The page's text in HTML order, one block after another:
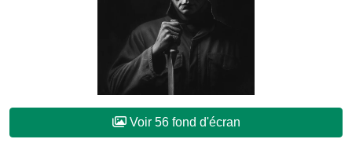
Voir 56 fond d'écran